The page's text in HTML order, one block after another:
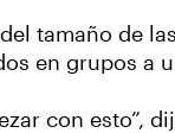
tamaño de
en grupos a
con esto”,